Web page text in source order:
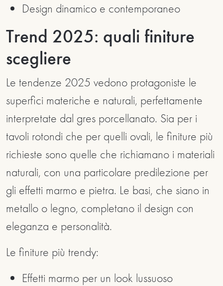
Design dinamico e contemporaneo
Trend 2025: quali finiture
scegliere
Le tendenze 2025 vedono protagoniste le
superfici materiche e naturali, perfettamente
interpretate dal gres porcellanato. Sia per i
tavoli rotondi che per quelli ovali, le finiture più
richieste sono quelle che richiamano i materiali
naturali, con una particolare predilezione per
gli effetti marmo e pietra. Le basi, che siano in
metallo o legno, completano il design con
eleganza e personalità.
Le finiture più trendy:
Effetti marmo per un look lussuoso